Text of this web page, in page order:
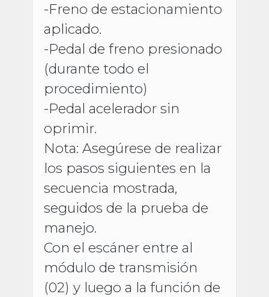
-Freno de estacionamiento
aplicado.
-Pedal de freno presionado
(durante todo el
procedimiento)
-Pedal acelerador sin
oprimir.
Nota: Asegúrese de realizar
los pasos siguientes en la
secuencia mostrada,
seguidos de la prueba de
manejo.
Con el escáner entre al
módulo de transmisión
(02) y luego a la función de